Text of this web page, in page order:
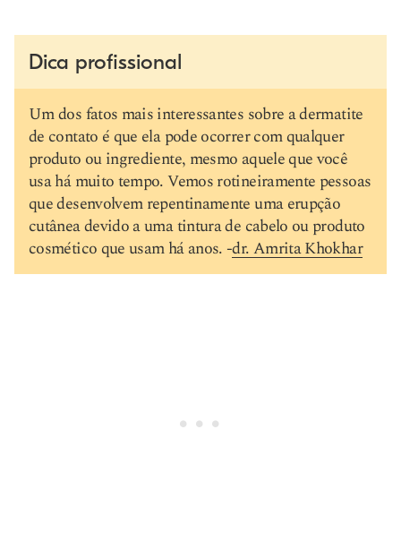
Dica profissional
Um dos fatos mais interessantes sobre a dermatite
de contato é que ela pode ocorrer com qualquer
produto ou ingrediente, mesmo aquele que você
usa há muito tempo. Vemos rotineiramente pessoas
que desenvolvem repentinamente uma erupção
cutânea devido a uma tintura de cabelo ou produto
cosmético que usam há anos. -dr. Amrita Khokhar